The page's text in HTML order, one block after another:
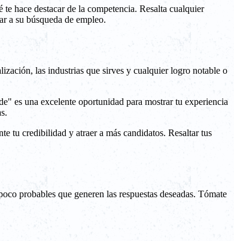
hace destacar de la competencia. Resalta cualquier
a su búsqueda de empleo.
las industrias que sirves y cualquier logro notable o
es una excelente oportunidad para mostrar tu experiencia
tu credibilidad y atraer a más candidatos. Resaltar tus
probables que generen las respuestas deseadas. Tómate